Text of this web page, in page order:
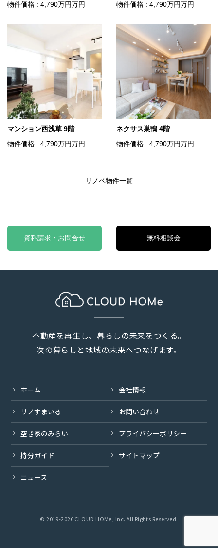
物件価格 : 4,790万円万円
物件価格 : 4,790万円万円
マンション西浅草 9階
物件価格 : 4,790万円万円
ネクサス巣鴨 4階
物件価格 : 4,790万円万円
リノベ物件一覧
資料請求・お問合せ 無料相談会
不動産を再生し、暮らしの未来をつくる。
次の暮らしと地域の未来へつなげます。
ホーム
リノすまいる
空き家のみらい
持分ガイド
ニュース
会社情報
お問い合わせ
プライバシーポリシー
サイトマップ
© 2019-2026 CLOUD HOMe, Inc. All Rights Reserved.